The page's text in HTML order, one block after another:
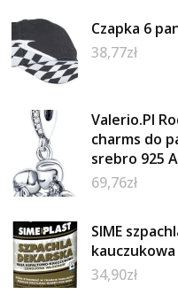
Czapka 6
38,77zł
Valerio.Pl
charms do
srebro 925
69,76zł
SIME
34,90zł